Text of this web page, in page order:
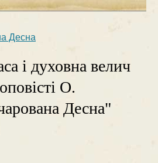
Десна
і духовна велич
О.
Десна"